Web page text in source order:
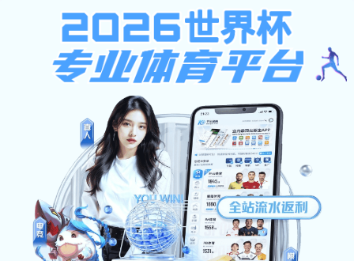
滚球app官网下载,十大滚球
体育app
快速链接 English
科学视界
您当前的位置：首页 精彩视频 科学视界